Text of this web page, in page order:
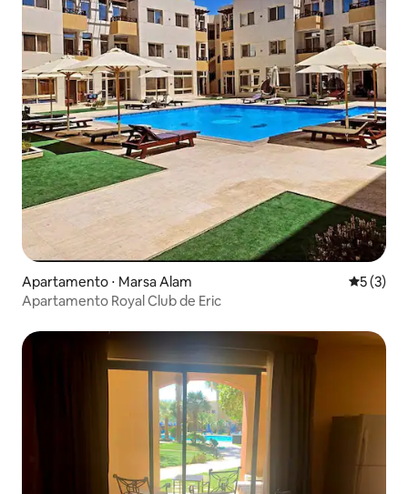
Apartamento ⋅ Marsa Alam 5 de
5 (3)
Apartamento Royal Club de Eric